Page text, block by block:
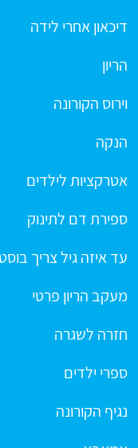
דיכאון אחרי לידה
הריון
וירוס הקורונה
הנקה
אטרקציות לילדים
ספירת דם לתינוק
עד איזה גיל צריך
מעקב הריון פרטי
חזרה לשגרה
ספרי ילדים
נגיף הקורונה